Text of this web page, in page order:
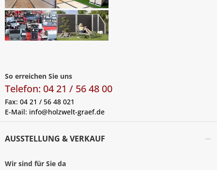
So erreichen Sie uns
Telefon: 04 21 / 56 48 00
Fax: 04 21 / 56 48 021
E-Mail: info@holzwelt-graef.de
AUSSTELLUNG & VERKAUF
Wir sind für Sie da